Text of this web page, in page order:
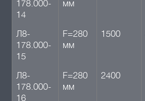
178.000-
14
мм
Л8-
178.000-
15
F=280
мм
1500
Л8-
178.000-
16
F=280
мм
2400